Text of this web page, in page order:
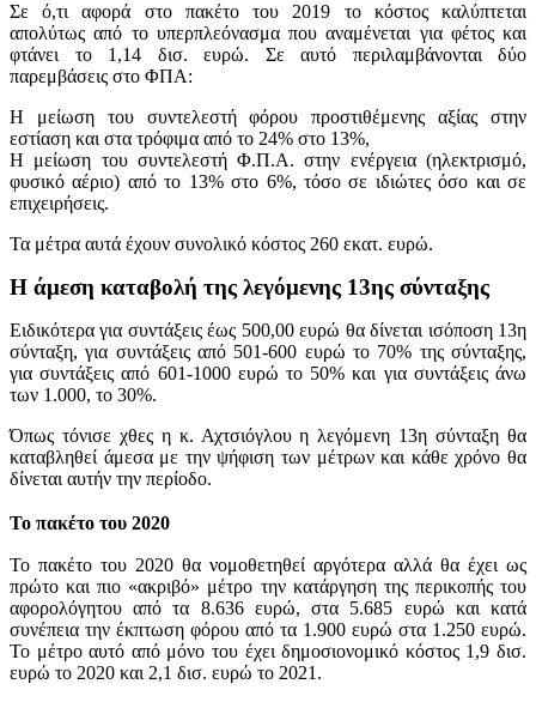
Σε ό,τι αφορά στο πακέτο του 2019 το κόστος καλύπτεται
απολύτως από το υπερπλεόνασμα που αναμένεται για φέτος και
φτάνει το 1,14 δισ. ευρώ. Σε αυτό περιλαμβάνονται δύο
παρεμβάσεις στο ΦΠΑ:
Η μείωση του συντελεστή φόρου προστιθέμενης αξίας στην
εστίαση και στα τρόφιμα από το 24% στο 13%,
Η μείωση του συντελεστή Φ.Π.Α. στην ενέργεια (ηλεκτρισμό,
φυσικό αέριο) από το 13% στο 6%, τόσο σε ιδιώτες όσο και σε
επιχειρήσεις.
Τα μέτρα αυτά έχουν συνολικό κόστος 260 εκατ. ευρώ.
Η άμεση καταβολή της λεγόμενης 13ης σύνταξης
Ειδικότερα για συντάξεις έως 500,00 ευρώ θα δίνεται ισόποση 13η
σύνταξη, για συντάξεις από 501-600 ευρώ το 70% της σύνταξης,
για συντάξεις από 601-1000 ευρώ το 50% και για συντάξεις άνω
των 1.000, το 30%.
Όπως τόνισε χθες η κ. Αχτσιόγλου η λεγόμενη 13η σύνταξη θα
καταβληθεί άμεσα με την ψήφιση των μέτρων και κάθε χρόνο θα
δίνεται αυτήν την περίοδο.
Το πακέτο του 2020
Το πακέτο του 2020 θα νομοθετηθεί αργότερα αλλά θα έχει ως
πρώτο και πιο «ακριβό» μέτρο την κατάργηση της περικοπής του
αφορολόγητου από τα 8.636 ευρώ, στα 5.685 ευρώ και κατά
συνέπεια την έκπτωση φόρου από τα 1.900 ευρώ στα 1.250 ευρώ.
Το μέτρο αυτό από μόνο του έχει δημοσιονομικό κόστος 1,9 δισ.
ευρώ το 2020 και 2,1 δισ. ευρώ το 2021.